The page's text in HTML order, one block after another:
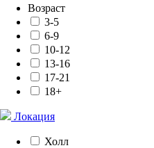
Возраст
3-5
6-9
10-12
13-16
17-21
18+
Локация
Холл